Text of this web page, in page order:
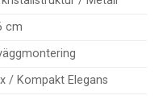
cm
/ Kompakt Elegans